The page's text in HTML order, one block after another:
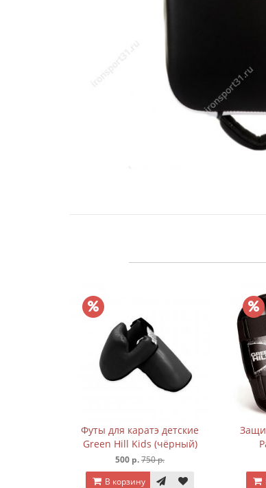
Футы для каратэ детские
Green Hill Kids (чёрный)
500 р.750 р.
В корзину